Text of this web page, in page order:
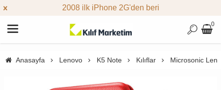
2008 ilk iPhone 2G'den beri
0
Anasayfa Lenovo K5 Note Kılıflar Microsonic